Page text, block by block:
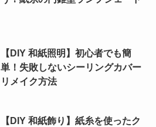
【DIY 和紙照明】初心者でも簡
単！失敗しないシーリングカバー
リメイク方法
【DIY 和紙飾り】紙糸を使ったク